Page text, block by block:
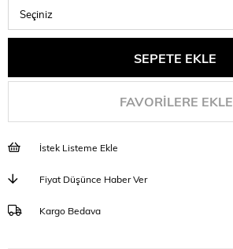
FAVORILERE EKLE
İstek Listeme Ekle
Fiyat Düşünce Haber Ver
Kargo Bedava